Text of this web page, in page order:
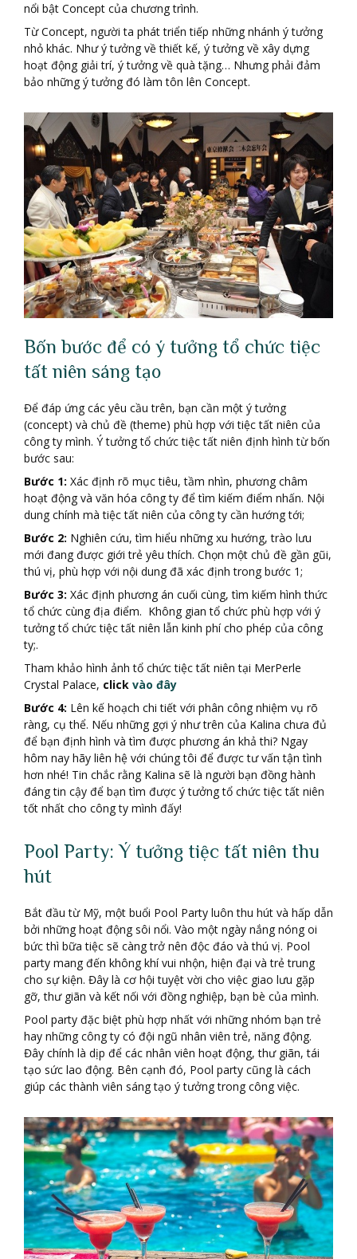
nổi bật Concept của chương trình.
Từ Concept, người ta phát triển tiếp những nhánh ý tưởng
nhỏ khác. Như ý tưởng về thiết kế, ý tưởng về xây dựng
hoạt động giải trí, ý tưởng về quà tặng… Nhưng phải đảm
bảo những ý tưởng đó làm tôn lên Concept.
Bốn bước để có ý tưởng tổ chức tiệc
tất niên sáng tạo
Để đáp ứng các yêu cầu trên, bạn cần một ý tưởng
(concept) và chủ đề (theme) phù hợp với tiệc tất niên của
công ty mình. Ý tưởng tổ chức tiệc tất niên định hình từ bốn
bước sau:
Bước 1: Xác định rõ mục tiêu, tầm nhìn, phương châm
hoạt động và văn hóa công ty để tìm kiếm điểm nhấn. Nội
dung chính mà tiệc tất niên của công ty cần hướng tới;
Bước 2: Nghiên cứu, tìm hiểu những xu hướng, trào lưu
mới đang được giới trẻ yêu thích. Chọn một chủ đề gần gũi,
thú vị, phù hợp với nội dung đã xác định trong bước 1;
Bước 3: Xác định phương án cuối cùng, tìm kiếm hình thức
tổ chức cùng địa điểm. Không gian tổ chức phù hợp với ý
tưởng tổ chức tiệc tất niên lẫn kinh phí cho phép của công
ty;.
Tham khảo hình ảnh tổ chức tiệc tất niên tại MerPerle
Crystal Palace, click vào đây
Bước 4: Lên kế hoạch chi tiết với phân công nhiệm vụ rõ
ràng, cụ thể. Nếu những gợi ý như trên của Kalina chưa đủ
để bạn định hình và tìm được phương án khả thi? Ngay
hôm nay hãy liên hệ với chúng tôi để được tư vấn tận tình
hơn nhé! Tin chắc rằng Kalina sẽ là người bạn đồng hành
đáng tin cậy để bạn tìm được ý tưởng tổ chức tiệc tất niên
tốt nhất cho công ty mình đấy!
Pool Party: Ý tưởng tiệc tất niên thu
hút
Bắt đầu từ Mỹ, một buổi Pool Party luôn thu hút và hấp dẫn
bởi những hoạt động sôi nổi. Vào một ngày nắng nóng oi
bức thì bữa tiệc sẽ càng trở nên độc đáo và thú vị. Pool
party mang đến không khí vui nhộn, hiện đại và trẻ trung
cho sự kiện. Đây là cơ hội tuyệt vời cho việc giao lưu gặp
gỡ, thư giãn và kết nối với đồng nghiệp, bạn bè của mình.
Pool party đặc biệt phù hợp nhất với những nhóm bạn trẻ
hay những công ty có đội ngũ nhân viên trẻ, năng động.
Đây chính là dịp để các nhân viên hoạt động, thư giãn, tái
tạo sức lao động. Bên cạnh đó, Pool party cũng là cách
giúp các thành viên sáng tạo ý tưởng trong công việc.